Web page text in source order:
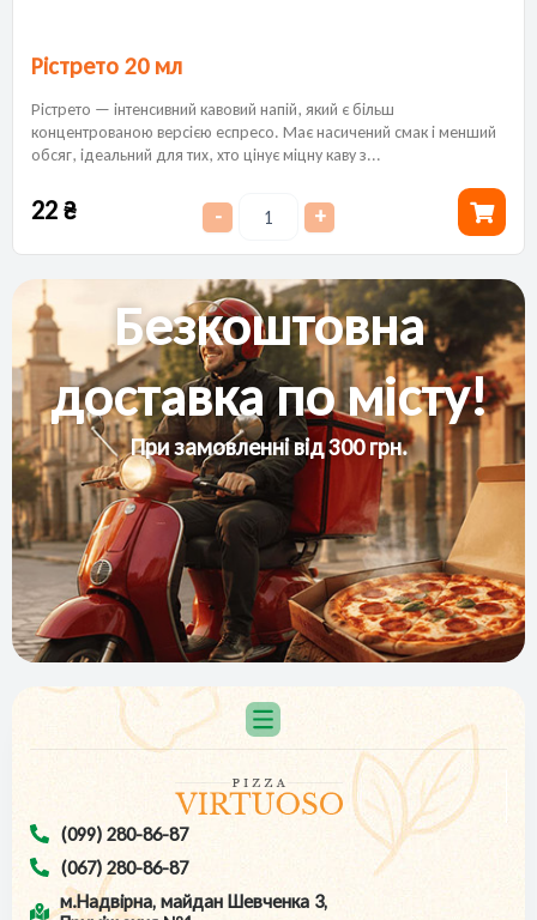
Рістрето 20 мл
Рістрето — інтенсивний кавовий напій, який є більш
концентрованою версією еспресо. Має насичений смак і менший
обсяг, ідеальний для тих, хто цінує міцну каву з...
22₴ - +
Безкоштовна
доставка по місту!
При замовленні від 300 грн.
(099) 280-86-87
(067) 280-86-87
м.Надвірна, майдан Шевченка 3,